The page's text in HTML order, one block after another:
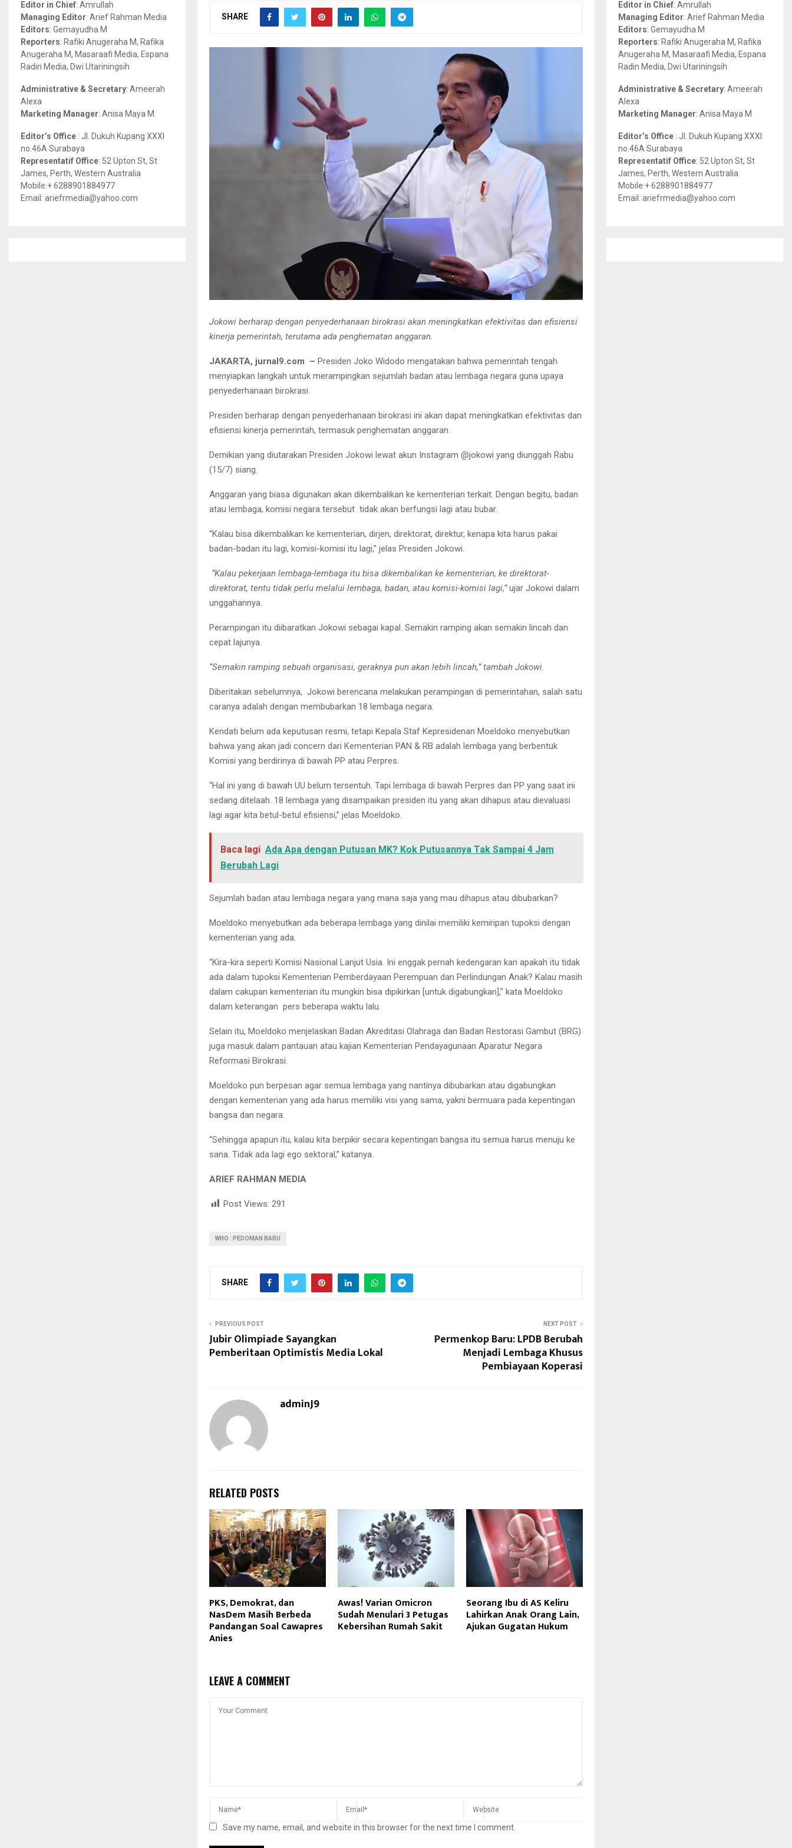
SHARE
Jokowi berharap dengan penyederhanaan birokrasi akan meningkatkan efektivitas dan efisiensi
kinerja pemerintah, terutama ada penghematan anggaran.
JAKARTA, jurnal9.com – Presiden Joko Widodo mengatakan bahwa pemerintah tengah
menyiapkan langkah untuk merampingkan sejumlah badan atau lembaga negara guna upaya
penyederhanaan birokrasi.
Presiden berharap dengan penyederhanaan birokrasi ini akan dapat meningkatkan efektivitas dan
efisiensi kinerja pemerintah, termasuk penghematan anggaran.
Demikian yang diutarakan Presiden Jokowi lewat akun Instagram @jokowi yang diunggah Rabu
(15/7) siang.
Anggaran yang biasa digunakan akan dikembalikan ke kementerian terkait. Dengan begitu, badan
atau lembaga, komisi negara tersebut tidak akan berfungsi lagi atau bubar.
“Kalau bisa dikembalikan ke kementerian, dirjen, direktorat, direktur, kenapa kita harus pakai
badan-badan itu lagi, komisi-komisi itu lagi,” jelas Presiden Jokowi.
“Kalau pekerjaan lembaga-lembaga itu bisa dikembalikan ke kementerian, ke direktorat-
direktorat, tentu tidak perlu melalui lembaga, badan, atau komisi-komisi lagi,”ujar Jokowi dalam
unggahannya.
Perampingan itu diibaratkan Jokowi sebagai kapal. Semakin ramping akan semakin lincah dan
cepat lajunya.
“Semakin ramping sebuah organisasi, geraknya pun akan lebih lincah,” tambah Jokowi.
Diberitakan sebelumnya, Jokowi berencana melakukan perampingan di pemerintahan, salah satu
caranya adalah dengan membubarkan 18 lembaga negara.
Kendati belum ada keputusan resmi, tetapi Kepala Staf Kepresidenan Moeldoko menyebutkan
bahwa yang akan jadi concern dari Kementerian PAN & RB adalah lembaga yang berbentuk
Komisi yang berdirinya di bawah PP atau Perpres.
“Hal ini yang di bawah UU belum tersentuh. Tapi lembaga di bawah Perpres dan PP yang saat ini
sedang ditelaah. 18 lembaga yang disampaikan presiden itu yang akan dihapus atau dievaluasi
lagi agar kita betul-betul efisiensi,” jelas Moeldoko.
Baca lagi Ada Apa dengan Putusan MK? Kok Putusannya Tak Sampai 4 Jam
Berubah Lagi
Sejumlah badan atau lembaga negara yang mana saja yang mau dihapus atau dibubarkan?
Moeldoko menyebutkan ada beberapa lembaga yang dinilai memiliki kemiripan tupoksi dengan
kementerian yang ada.
“Kira-kira seperti Komisi Nasional Lanjut Usia. Ini enggak pernah kedengaran kan apakah itu tidak
ada dalam tupoksi Kementerian Pemberdayaan Perempuan dan Perlindungan Anak? Kalau masih
dalam cakupan kementerian itu mungkin bisa dipikirkan [untuk digabungkan],” kata Moeldoko
dalam keterangan pers beberapa waktu lalu.
Selain itu, Moeldoko menjelaskan Badan Akreditasi Olahraga dan Badan Restorasi Gambut (BRG)
juga masuk dalam pantauan atau kajian Kementerian Pendayagunaan Aparatur Negara
Reformasi Birokrasi.
Moeldoko pun berpesan agar semua lembaga yang nantinya dibubarkan atau digabungkan
dengan kementerian yang ada harus memiliki visi yang sama, yakni bermuara pada kepentingan
bangsa dan negara.
“Sehingga apapun itu, kalau kita berpikir secara kepentingan bangsa itu semua harus menuju ke
sana. Tidak ada lagi ego sektoral,” katanya.
ARIEF RAHMAN MEDIA
Post Views: 291
WHO : PEDOMAN BARU
SHARE
PREVIOUS POST
Jubir Olimpiade Sayangkan
Pemberitaan Optimistis Media Lokal
NEXT POST
Permenkop Baru: LPDB Berubah
Menjadi Lembaga Khusus
Pembiayaan Koperasi
adminJ9
RELATED POSTS
PKS, Demokrat, dan
NasDem Masih Berbeda
Pandangan Soal Cawapres
Anies
Awas! Varian Omicron
Sudah Menulari 3 Petugas
Kebersihan Rumah Sakit
Seorang Ibu di AS Keliru
Lahirkan Anak Orang Lain,
Ajukan Gugatan Hukum
LEAVE A COMMENT
Save my name, email, and website in this browser for the next time I comment.
r
:
R
H
Editor in Chief: Amrullah
Managing Editor: Arief Rahman Media
Editors: Gemayudha M
Reporters: Rafiki Anugeraha M, Rafika
Anugeraha M, Masaraafi Media, Espana
Radin Media, Dwi Utariningsih
Administrative & Secretary: Ameerah
Alexa
Marketing Manager: Anisa Maya M
Editor’s Office : Jl. Dukuh Kupang XXXI
no.46A Surabaya
Representatif Office: 52 Upton St, St
James, Perth, Western Australia
Mobile:+ 6288901884977
Email: ariefrmedia@yahoo.com
r
:
R
H
Editor in Chief: Amrullah
Managing Editor: Arief Rahman Media
Editors: Gemayudha M
Reporters: Rafiki Anugeraha M, Rafika
Anugeraha M, Masaraafi Media, Espana
Radin Media, Dwi Utariningsih
Administrative & Secretary: Ameerah
Alexa
Marketing Manager: Anisa Maya M
Editor’s Office : Jl. Dukuh Kupang XXXI
no.46A Surabaya
Representatif Office: 52 Upton St, St
James, Perth, Western Australia
Mobile:+ 6288901884977
Email: ariefrmedia@yahoo.com